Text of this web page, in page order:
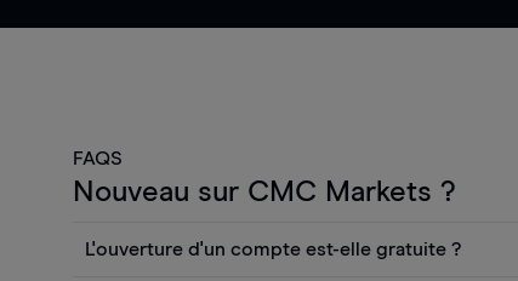
FAQS
Nouveau sur CMC Markets ?
L'ouverture d'un compte est-elle gratuite ?